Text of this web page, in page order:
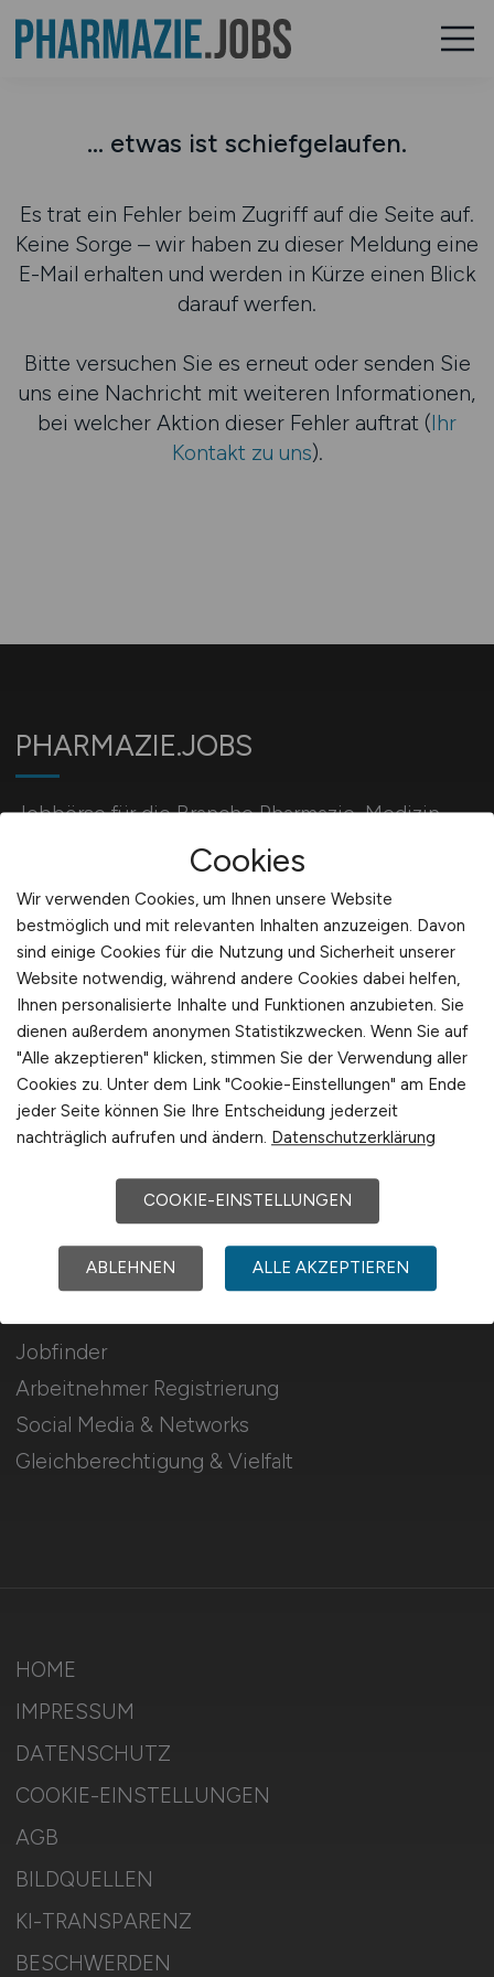
... etwas ist schiefgelaufen.
Es trat ein Fehler beim Zugriff auf die Seite auf.
Keine Sorge – wir haben zu dieser Meldung eine
E-Mail erhalten und werden in Kürze einen Blick
darauf werfen.
Bitte versuchen Sie es erneut oder senden Sie
uns eine Nachricht mit weiteren Informationen,
bei welcher Aktion dieser Fehler auftrat (Ihr
Kontakt zu uns).
PHARMAZIE.JOBS
Jobbörse für die Branche Pharmazie, Medizin,
Biotechnologie und Chemie.
Für Arbeitnehmer
Jobfinder
Arbeitnehmer Registrierung
Social Media & Networks
Gleichberechtigung & Vielfalt
Für Arbeitgeber
Stellenanzeigen schalten
Mediadaten & Konditionen
Arbeitgeber Seite
Arbeitgeber Kontakt
Karrierenetzwerk
HOME
IMPRESSUM
DATENSCHUTZ
COOKIE-EINSTELLUNGEN
AGB
BILDQUELLEN
KI-TRANSPARENZ
BESCHWERDEN
Cookies
Wir verwenden Cookies, um Ihnen unsere Website
bestmöglich und mit relevanten Inhalten anzuzeigen. Davon
sind einige Cookies für die Nutzung und Sicherheit unserer
Website notwendig, während andere Cookies dabei helfen,
Ihnen personalisierte Inhalte und Funktionen anzubieten. Sie
dienen außerdem anonymen Statistikzwecken. Wenn Sie auf
"Alle akzeptieren" klicken, stimmen Sie der Verwendung aller
Cookies zu. Unter dem Link "Cookie-Einstellungen" am Ende
jeder Seite können Sie Ihre Entscheidung jederzeit
nachträglich aufrufen und ändern. Datenschutzerklärung
COOKIE-EINSTELLUNGEN
ABLEHNEN ALLE AKZEPTIEREN